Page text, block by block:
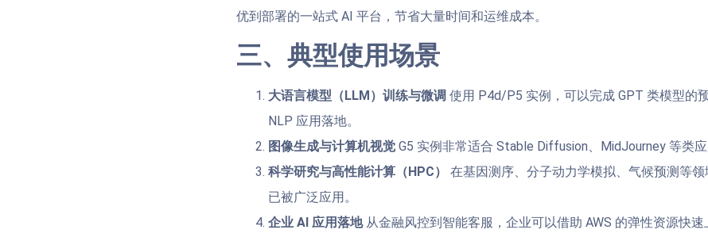
优到部署的一站式 AI 平台，节省大量时间和运维成本。
三、典型使用场景
大语言模型（LLM）训练与微调 使用 P4d/P5 实例，可以完成 GPT 类模型的
NLP 应用落地。
图像生成与计算机视觉 G5 实例非常适合 Stable Diffusion、MidJourney 等类应
科学研究与高性能计算（HPC）
在基因测序、分子动力学模拟、气候预测等领
已被广泛应用。
企业 AI 应用落地从金融风控到智能客服，企业可以借助 AWS 的弹性资源快速